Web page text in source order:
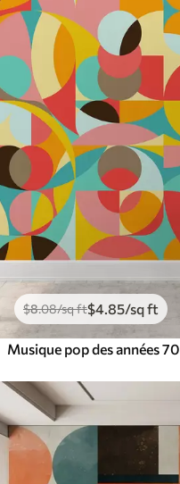
$8.08/sq ft$4 .85/sq ft
Musique pop des années 70